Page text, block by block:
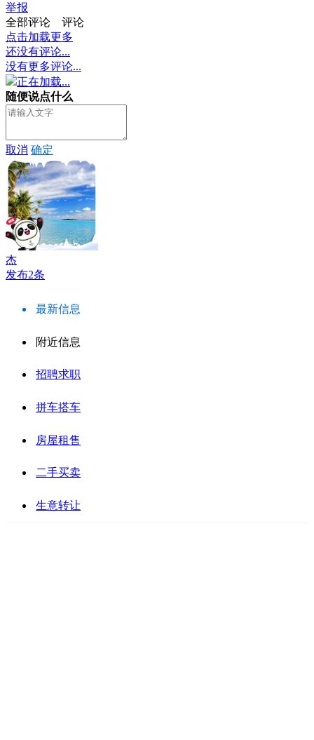
举报
全部评论
评论
点击加载更多
还没有评论...
没有更多评论...
正在加载...
随便说点什么
取消 确定
杰
发布2条
最新信息
附近信息
招聘求职
拼车搭车
房屋租售
二手买卖
生意转让